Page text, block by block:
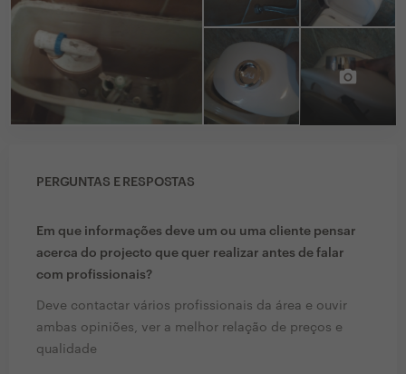
PERGUNTAS E RESPOSTAS
Em que informações deve um ou uma cliente pensar
acerca do projecto que quer realizar antes de falar
com profissionais?
Deve contactar vários profissionais da área e ouvir
ambas opiniões, ver a melhor relação de preços e
qualidade